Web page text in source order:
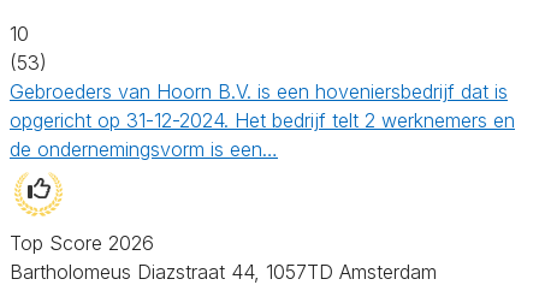
10
(53)
Gebroeders van Hoorn B.V. is een hoveniersbedrijf dat is
opgericht op 31-12-2024. Het bedrijf telt 2 werknemers en
de ondernemingsvorm is een…
Top Score 2026
Bartholomeus Diazstraat 44, 1057TD Amsterdam